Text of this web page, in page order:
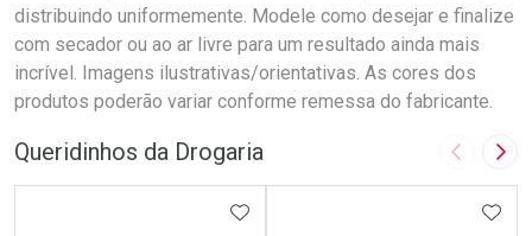
distribuindo uniformemente. Modele como desejar e finalize
com secador ou ao ar livre para um resultado ainda mais
incrível. Imagens ilustrativas/orientativas. As cores dos
produtos poderão variar conforme remessa do fabricante.
Queridinhos da Drogaria Imagem
ADICIONAR AOS FAVORITOS